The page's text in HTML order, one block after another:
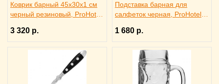
Коврик барный 45x30x1 см
черный резиновый, ProHotel
3 320 р.
Подставка барная для
салфеток черная, ProHotel
1 680 р.